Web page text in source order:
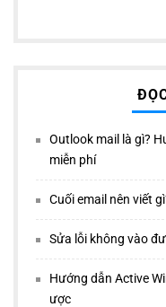
Outlook mail là gì?
miễn phí
Cuối email nên viết
Sửa lỗi không vào
Hướng dẫn Active
ược